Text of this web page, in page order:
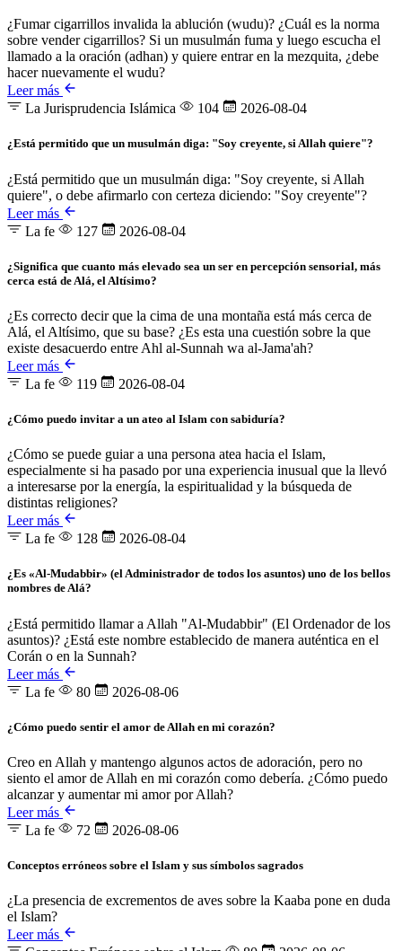
¿Fumar cigarrillos invalida la ablución (wudu)? ¿Cuál es la norma
sobre vender cigarrillos? Si un musulmán fuma y luego escucha el
llamado a la oración (adhan) y quiere entrar en la mezquita, ¿debe
hacer nuevamente el wudu?
Leer más
La Jurisprudencia Islámica
104 2026-08-04
¿Está permitido que un musulmán diga: "Soy creyente, si Allah quiere"?
¿Está permitido que un musulmán diga: "Soy creyente, si Allah
quiere", o debe afirmarlo con certeza diciendo: "Soy creyente"?
Leer más
La fe
127 2026-08-04
¿Significa que cuanto más elevado sea un ser en percepción sensorial, más
cerca está de Alá, el Altísimo?
¿Es correcto decir que la cima de una montaña está más cerca de
Alá, el Altísimo, que su base? ¿Es esta una cuestión sobre la que
existe desacuerdo entre Ahl al-Sunnah wa al-Jama'ah?
Leer más
La fe
119 2026-08-04
¿Cómo puedo invitar a un ateo al Islam con sabiduría?
¿Cómo se puede guiar a una persona atea hacia el Islam,
especialmente si ha pasado por una experiencia inusual que la llevó
a interesarse por la energía, la espiritualidad y la búsqueda de
distintas religiones?
Leer más
La fe
128 2026-08-04
¿Es «Al-Mudabbir» (el Administrador de todos los asuntos) uno de los bellos
nombres de Alá?
¿Está permitido llamar a Allah "Al-Mudabbir" (El Ordenador de los
asuntos)? ¿Está este nombre establecido de manera auténtica en el
Corán o en la Sunnah?
Leer más
La fe
80 2026-08-06
¿Cómo puedo sentir el amor de Allah en mi corazón?
Creo en Allah y mantengo algunos actos de adoración, pero no
siento el amor de Allah en mi corazón como debería. ¿Cómo puedo
alcanzar y aumentar mi amor por Allah?
Leer más
La fe
72 2026-08-06
Conceptos erróneos sobre el Islam y sus símbolos sagrados
¿La presencia de excrementos de aves sobre la Kaaba pone en duda
el Islam?
Leer más